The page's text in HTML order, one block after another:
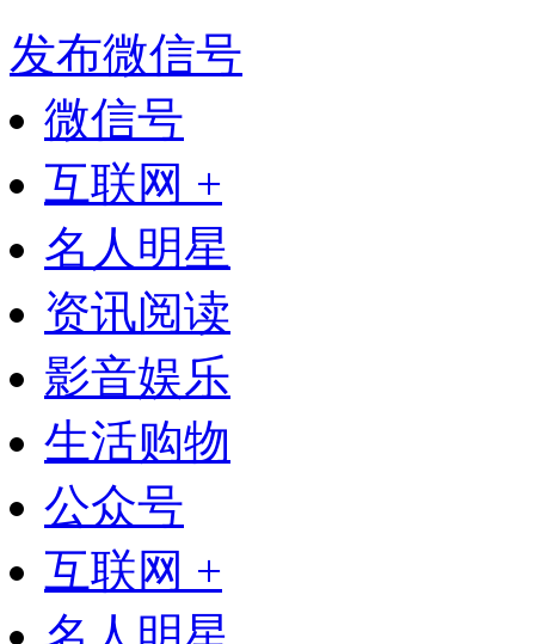
发布微信号
微信号
互联网 +
名人明星
资讯阅读
影音娱乐
生活购物
公众号
互联网 +